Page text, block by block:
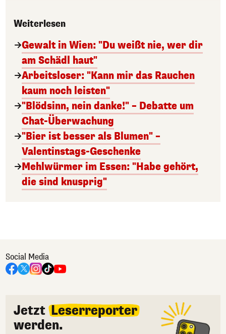
Weiterlesen
Gewalt in Wien: "Du weißt nie, wer dir
am Schädl haut"
Arbeitsloser: "Kann mir das Rauchen
kaum noch leisten"
"Blödsinn, nein danke!" – Debatte um
Chat-Überwachung
"Bier ist besser als Blumen" –
Valentinstags-Geschenke
Mehlwürmer im Essen: "Habe gehört,
die sind knusprig"
Social Media
Jetzt Leserreporter
werden.